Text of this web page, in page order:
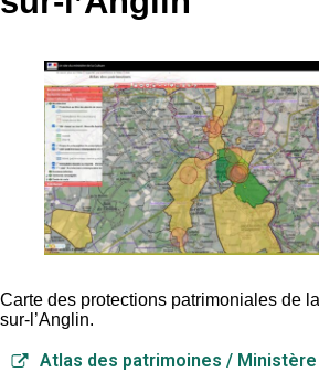
Carte des protections patrimoniales de
sur-l’Anglin.
Atlas des patrimoines /